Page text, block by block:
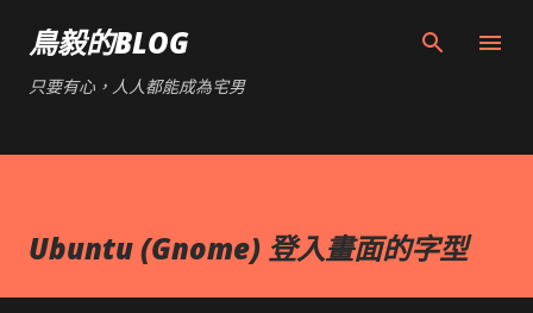
鳥毅的BLOG
只要有心，人人都能成為宅男
Ubuntu (Gnome) 登入畫面的字型